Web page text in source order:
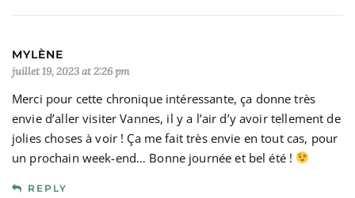
MYLÈNE
juillet 19, 2023 at 2:26 pm
Merci pour cette chronique intéressante, ça donne très
envie d’aller visiter Vannes, il y a l’air d’y avoir tellement de
jolies choses à voir ! Ça me fait très envie en tout cas, pour
un prochain week-end… Bonne journée et bel été !
REPLY